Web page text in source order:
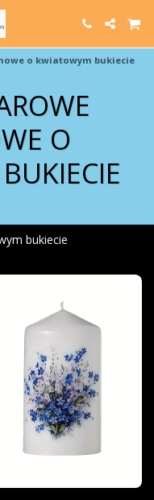
o kwiatowym bukiecie
O
bukiecie